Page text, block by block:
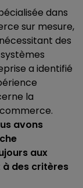
dans
sur mesure,
des
a identifié
la
avons
aux
des critères